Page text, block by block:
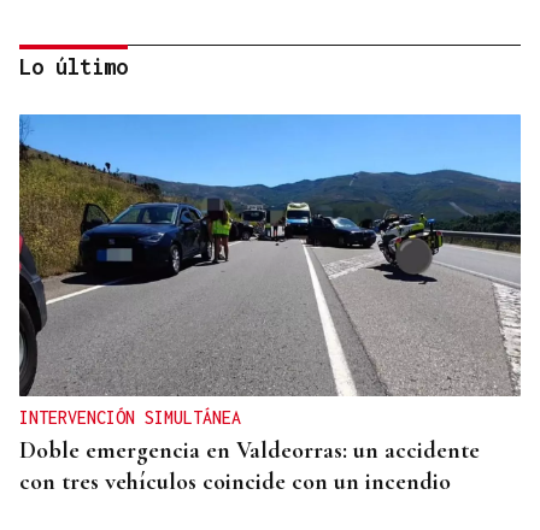
CRECIMIENTO DEMOGRÁFICO
Gráfico | España roza los 50 millones de habitantes
tras alcanzar un nuevo máximo histórico
Lo último
INTERVENCIÓN SIMULTÁNEA
Doble emergencia en Valdeorras: un accidente
con tres vehículos coincide con un incendio